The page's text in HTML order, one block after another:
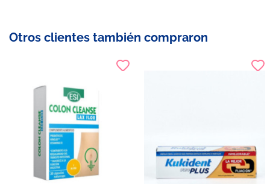
Otros clientes también compraron